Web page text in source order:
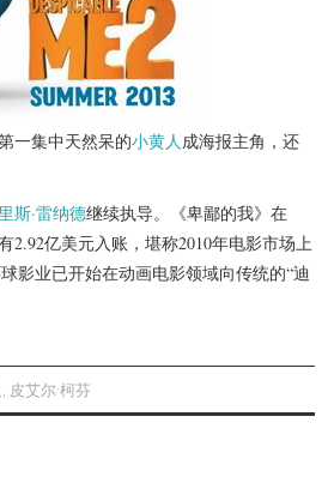
一集中天然呆的小黄人成海报主角，还
斯·雷纳德继续执导。《卑鄙的我》在
2.92亿美元入账，堪称2010年电影市场上
影业已开始在动画电影领域向传统的“迪
, 皮艾尔·柯芬